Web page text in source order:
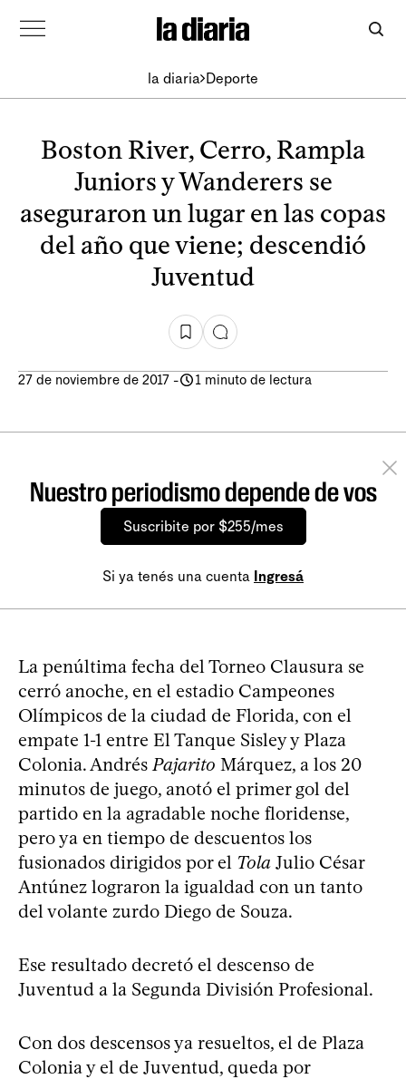
la diaria Deporte
Boston River, Cerro, Rampla
Juniors y Wanderers se
aseguraron un lugar en las copas
del año que viene; descendió
Juventud
27 de noviembre de 2017 - 1 minuto de lectura
Nuestro periodismo depende de vos
Suscribite por $255/mes
Si ya tenés una cuenta Ingresá
La penúltima fecha del Torneo Clausura se
cerró anoche, en el estadio Campeones
Olímpicos de la ciudad de Florida, con el
empate 1-1 entre El Tanque Sisley y Plaza
Colonia. AndrésPajarito Márquez, a los 20
minutos de juego, anotó el primer gol del
partido en la agradable noche floridense,
pero ya en tiempo de descuentos los
fusionados dirigidos por el Tola Julio César
Antúnez lograron la igualdad con un tanto
del volante zurdo Diego de Souza.
Ese resultado decretó el descenso de
Juventud a la Segunda División Profesional.
Con dos descensos ya resueltos, el de Plaza
Colonia y el de Juventud, queda por